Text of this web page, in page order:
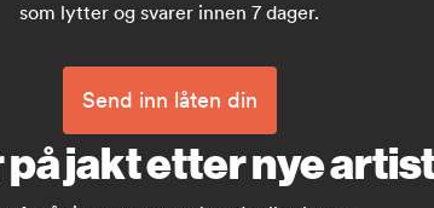
som lytter og svarer innen 7 dager.
Send inn låten din
jakt etter nye